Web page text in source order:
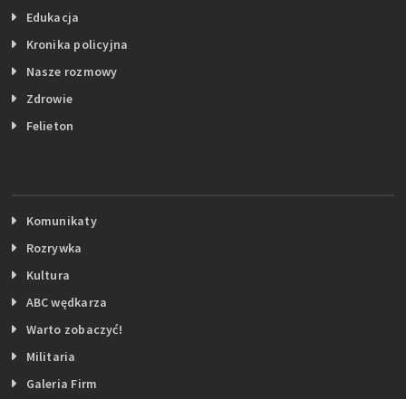
Edukacja
Kronika policyjna
Nasze rozmowy
Zdrowie
Felieton
Komunikaty
Rozrywka
Kultura
ABC wędkarza
Warto zobaczyć!
Militaria
Galeria Firm